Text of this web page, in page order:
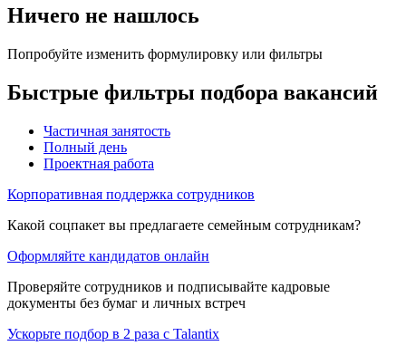
Ничего не нашлось
Попробуйте изменить формулировку или фильтры
Быстрые фильтры подбора вакансий
Частичная занятость
Полный день
Проектная работа
Корпоративная поддержка сотрудников
Какой соцпакет вы предлагаете семейным сотрудникам?
Оформляйте кандидатов онлайн
Проверяйте сотрудников и подписывайте кадровые
документы без бумаг и личных встреч
Ускорьте подбор в 2 раза с Talantix